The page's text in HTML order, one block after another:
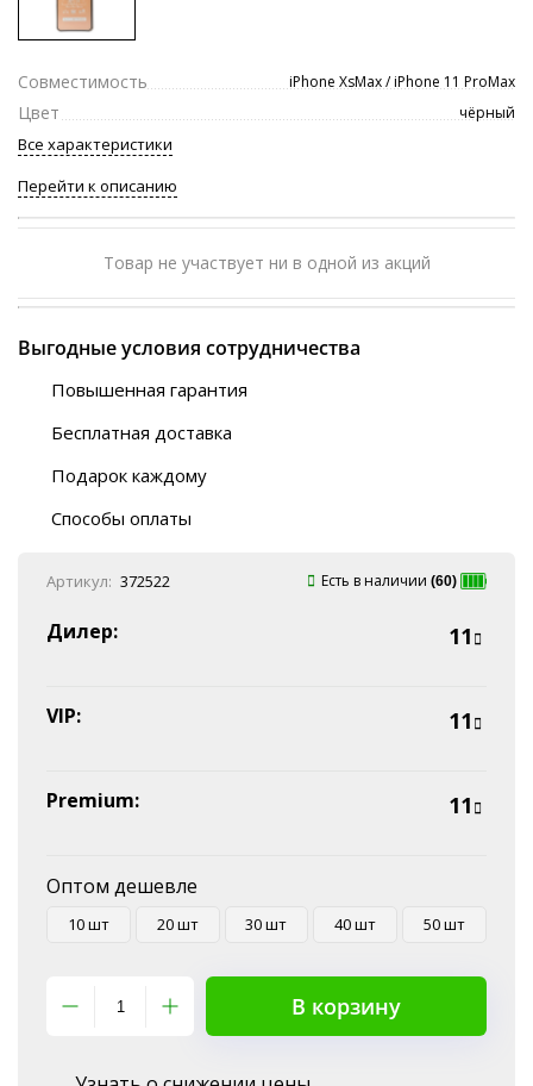
Совместимость iPhone XsMax / iPhone 11 ProMax
Цвет чёрный
Все характеристики
Перейти к описанию
Товар не участвует ни в одной из акций
Выгодные условия сотрудничества
Повышенная гарантия
Бесплатная доставка
Автобусы (по ЮФО)
“BlaBlaCar” (по ЮФО)
Подарок каждому
Способы оплаты
Наличные
Эквайринг
Оплата на P/C
Артикул: 372522 Есть в наличии (60)
Дилер: 11
VIP: 11
Premium: 11
Оптом дешевле
10 шт 20 шт 30 шт 40 шт 50 шт
В корзину